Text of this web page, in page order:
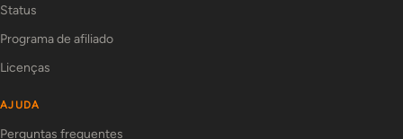
Status
Programa de afiliado
Licenças
AJUDA
Perguntas frequentes